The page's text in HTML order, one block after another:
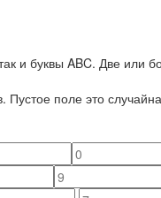
и буквы ABC. Две
Пустое поле это